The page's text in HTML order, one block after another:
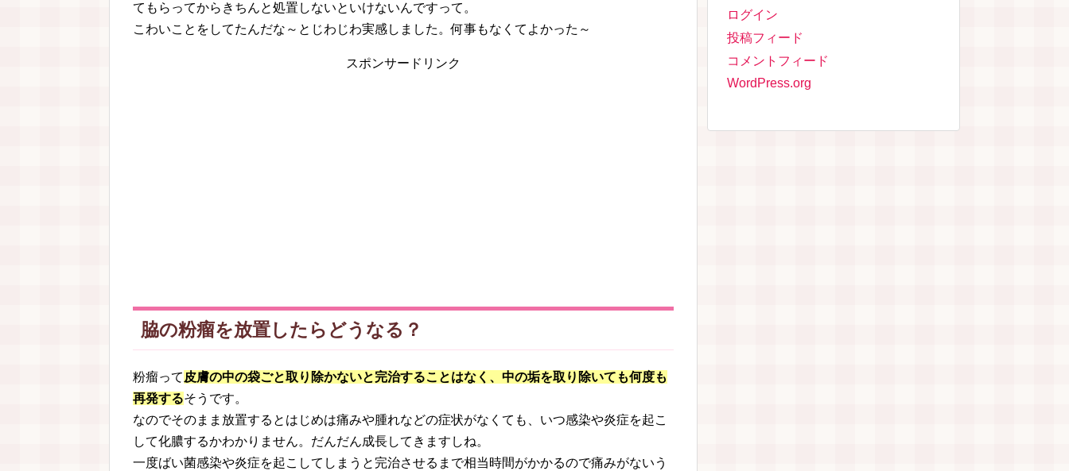
てもらってからきちんと処置しないといけないんですって。
こわいことをしてたんだな～とじわじわ実感しました。何事もなくてよかった～
スポンサードリンク
脇の粉瘤を放置したらどうなる？
粉瘤って 皮膚の中の袋ごと取り除かないと完治することはなく、中の垢を取り除いても何度も
再発するそうです。
なのでそのまま放置するとはじめは痛みや腫れなどの症状がなくても、いつ感染や炎症を起こ
して化膿するかわかりません。だんだん成長してきますしね。
一度ばい菌感染や炎症を起こしてしまうと完治させるまで相当時間がかかるので痛みがないう
ログイン
投稿フィード
コメントフィード
WordPress.org